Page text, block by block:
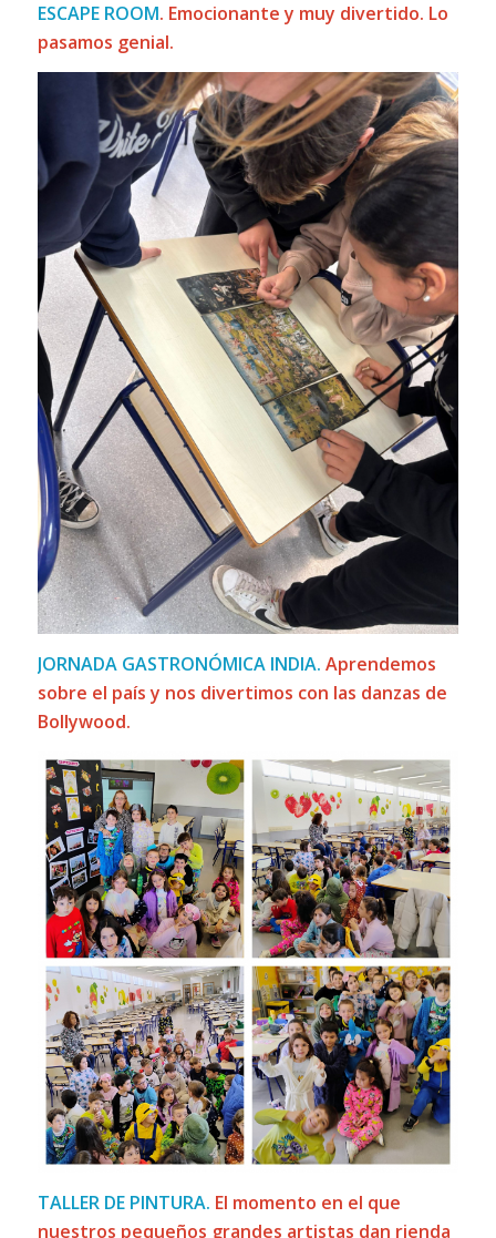
ESCAPE ROOM. Emocionante y muy divertido. Lo
pasamos genial.
JORNADA GASTRONÓMICA INDIA. Aprendemos
sobre el país y nos divertimos con las danzas de
Bollywood.
TALLER DE PINTURA. El momento en el que
nuestros pequeños grandes artistas dan rienda